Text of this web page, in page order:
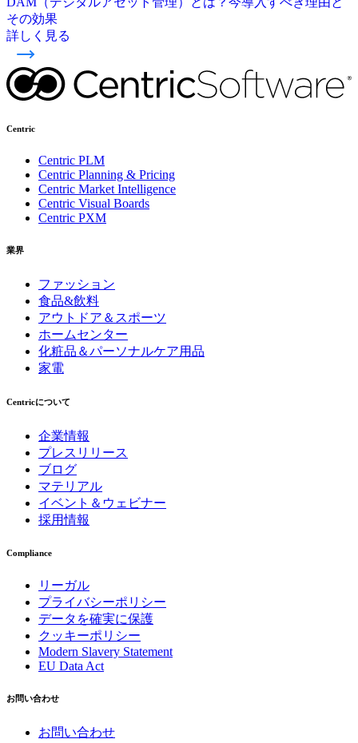
その効果
詳しく見る
Centric
Centric PLM
Centric Planning & Pricing
Centric Market Intelligence
Centric Visual Boards
Centric PXM
業界
ファッション
食品&飲料
アウトドア＆スポーツ
ホームセンター
化粧品＆パーソナルケア用品
家電
Centricについて
企業情報
プレスリリース
ブログ
マテリアル
イベント＆ウェビナー
採用情報
Compliance
リーガル
プライバシーポリシー
データを確実に保護
クッキーポリシー
Modern Slavery Statement
EU Data Act
お問い合わせ
お問い合わせ